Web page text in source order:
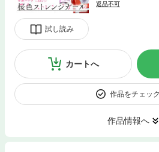
試し読み
返品不可
カートへ
作品をチェッ
作品情報へ